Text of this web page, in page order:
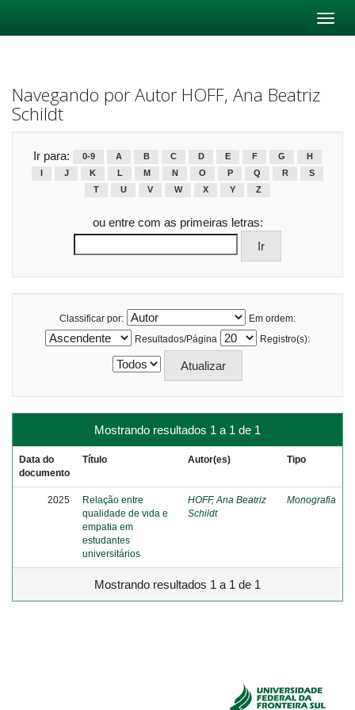
Navegando por Autor HOFF, Ana Beatriz
Schildt
Ir para: 0-9 A B C D E F G
H
J K L M N O P Q R
S
T
U V W X Y Z
ou entre com as primeiras letras:
Classificar por:
Em ordem:
Resultados/Página
Registro(s):
Mostrando resultados 1 a 1 de 1
Data do
documento
Título Autor(es) Tipo
2025
Relação entre
qualidade de vida e
empatia em
estudantes
universitários
HOFF, Ana Beatriz
Schildt
Monografia
Mostrando resultados 1 a 1 de 1